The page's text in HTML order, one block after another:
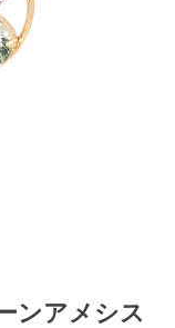
ンアメシス